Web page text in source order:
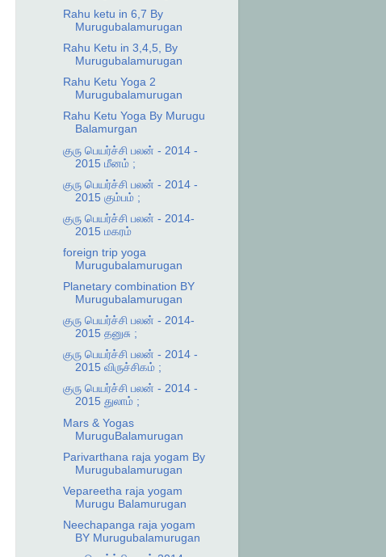
Rahu ketu in 6,7 By
Murugubalamurugan
Rahu Ketu in 3,4,5, By
Murugubalamurugan
Rahu Ketu Yoga 2
Murugubalamurugan
Rahu Ketu Yoga By Murugu
Balamurgan
குரு பெயர்ச்சி பலன் - 2014 -
2015 மீனம் ;
குரு பெயர்ச்சி பலன் - 2014 -
2015 கும்பம் ;
குரு பெயர்ச்சி பலன் - 2014-
2015 மகரம்
foreign trip yoga
Murugubalamurugan
Planetary combination BY
Murugubalamurugan
குரு பெயர்ச்சி பலன் - 2014-
2015 தனுசு ;
குரு பெயர்ச்சி பலன் - 2014 -
2015 விருச்சிகம் ;
குரு பெயர்ச்சி பலன் - 2014 -
2015 துலாம் ;
Mars & Yogas
MuruguBalamurugan
Parivarthana raja yogam By
Murugubalamurugan
Vepareetha raja yogam
Murugu Balamurugan
Neechapanga raja yogam
BY Murugubalamurugan